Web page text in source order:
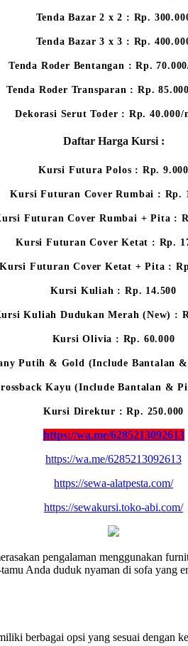
Tenda Bazar 2 x 2 : Rp.
Tenda Bazar 3 x 3 : Rp.
Tenda Roder Bentangan : Rp.
Tenda Roder Transparan : Rp.
Dekorasi Serut Toder : Rp. 40.000/
Daftar Harga Kursi :
Kursi Futura Polos : Rp. 9.000
Kursi Futuran Cover Rumbai : Rp.
Futuran Cover Rumbai + Pita :
Kursi Futuran Cover Ketat : Rp.
Kursi Futuran Cover Ketat + Pita :
Kursi Kuliah : Rp. 14.500
Kuliah Dudukan Merah (New) :
Kursi Olivia : Rp. 60.000
Putih & Gold (Include Bantalan
Kayu (Include Bantalan &
Kursi Direktur : Rp. 250.000
https://wa.me/6285213092613
https://wa.me/6285213092613
https://sewa-alatpesta.com/
https://sewakursi.toko-abi.com/
pengalaman menggunakan
Anda duduk nyaman di sofa
berbagai opsi yang sesuai dengan